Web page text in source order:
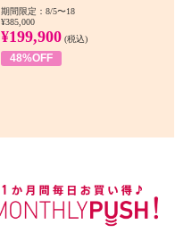
期間限定：8/5〜18
¥385,000
¥199,900 (税込)
48%OFF